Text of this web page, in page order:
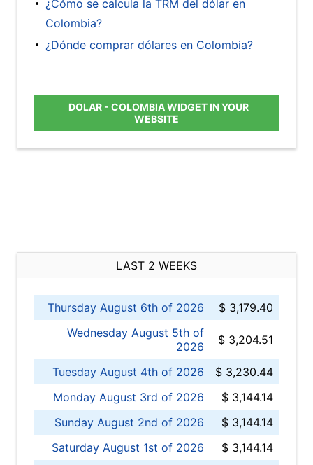
¿Cómo se calcula la TRM del dólar en
Colombia?
¿Dónde comprar dólares en Colombia?
DOLAR - COLOMBIA WIDGET IN YOUR
WEBSITE
LAST 2 WEEKS
Thursday August 6th of 2026
$ 3,179.40
Wednesday August 5th of
2026
$ 3,204.51
Tuesday August 4th of 2026
$ 3,230.44
Monday August 3rd of 2026
$ 3,144.14
Sunday August 2nd of 2026
$ 3,144.14
Saturday August 1st of 2026
$ 3,144.14